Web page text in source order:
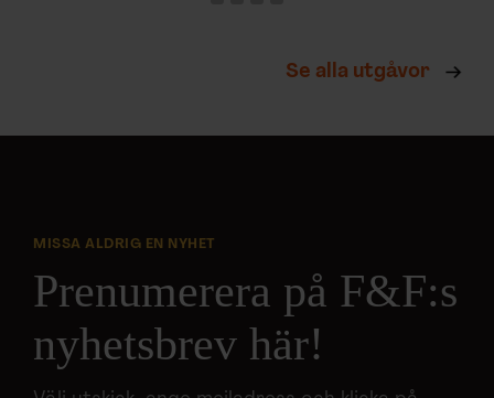
Se alla utgåvor
MISSA ALDRIG EN NYHET
Prenumerera på F&F:s
nyhetsbrev här!